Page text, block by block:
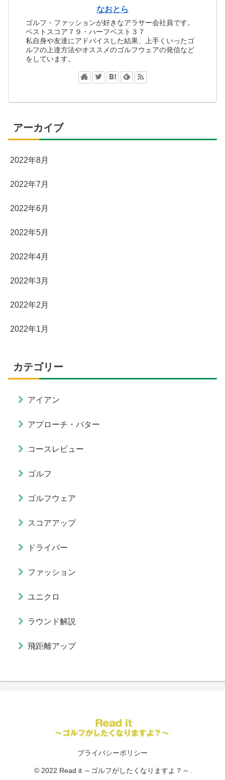
なおとら
ゴルフ・ファッションが好きなアラサー会社員です。
ベストスコア７９・ハーフベスト３７
私自身や友達にアドバイスした結果、上手くいったゴ
ルフの上達方法やオススメのゴルフウェアの発信など
をしています。
アーカイブ
2022年8月
2022年7月
2022年6月
2022年5月
2022年4月
2022年3月
2022年2月
2022年1月
カテゴリー
アイアン
アプローチ・パター
コースレビュー
ゴルフ
ゴルフウェア
スコアアップ
ドライバー
ファッション
ユニクロ
ラウンド解説
飛距離アップ
プライバシーポリシー
© 2022 Read it ～ゴルフがしたくなりますよ？～.